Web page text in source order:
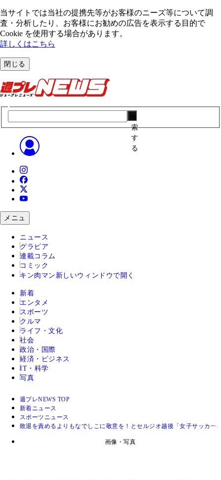
当サイトでは当社の提携先等がお客様のニーズ等について調
査・分析したり、お客様にお勧めの広告を表⽰する⽬的で
Cookie を使⽤する場合があります。
詳しくはこちら
閉じる
索
す
る
メニュ
ニュース
グラビア
連載コラム
コミック
キン肉マン 新しいウィンドウで開く
新着
エンタメ
スポーツ
クルマ
ライフ・文化
社会
政治・国際
経済・ビジネス
IT・科学
写真
週プレNEWS TOP
新着ニュース
スポーツニュース
敗退を責めるよりもなでしこに敬意を！とセルジオ越後「女子サッカー
画像・写真